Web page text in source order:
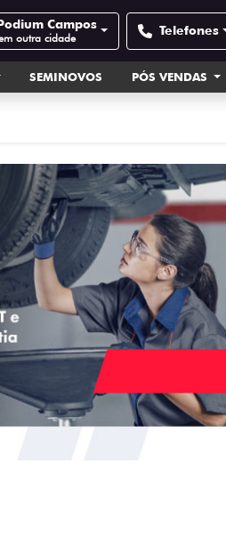
Campos
outra cidade Telefones
SEMINOVOS PÓS VENDAS